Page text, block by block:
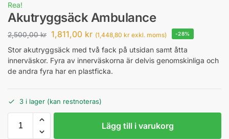
Rea!
Akutryggsäck Ambulance
2,500,00kr 1,811,00 kr (1,448,80 kr exkl. moms) -28%
Stor akutryggsäck med två fack på utsidan samt åtta
innerväskor. Fyra av innerväskorna är delvis genomskinliga och
de andra fyra har en plastficka.
3 i lager (kan restnoteras)
Lägg till i varukorg